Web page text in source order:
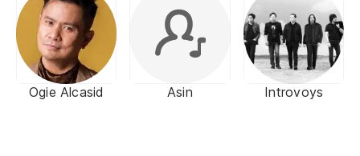
Ogie Alcasid Asin Introvoys